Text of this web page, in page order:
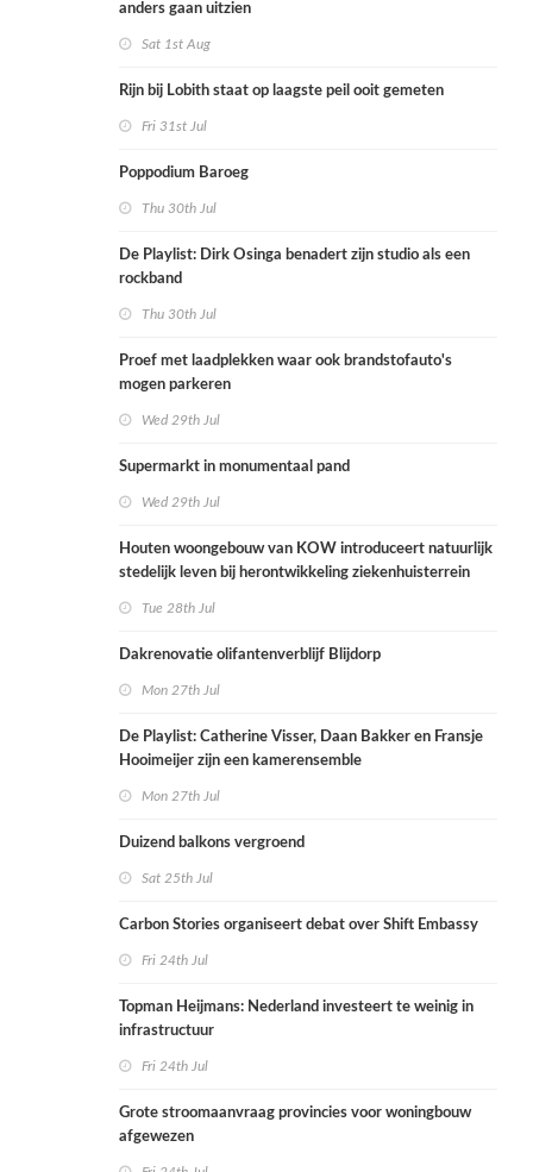
anders gaan uitzien
Sat 1st Aug
Rijn bij Lobith staat op laagste peil ooit gemeten
Fri 31st Jul
Poppodium Baroeg
Thu 30th Jul
De Playlist: Dirk Osinga benadert zijn studio als een
rockband
Thu 30th Jul
Proef met laadplekken waar ook brandstofauto's
mogen parkeren
Wed 29th Jul
Supermarkt in monumentaal pand
Wed 29th Jul
Houten woongebouw van KOW introduceert natuurlijk
stedelijk leven bij herontwikkeling ziekenhuisterrein
Tue 28th Jul
Dakrenovatie olifantenverblijf Blijdorp
Mon 27th Jul
De Playlist: Catherine Visser, Daan Bakker en Fransje
Hooimeijer zijn een kamerensemble
Mon 27th Jul
Duizend balkons vergroend
Sat 25th Jul
Carbon Stories organiseert debat over Shift Embassy
Fri 24th Jul
Topman Heijmans: Nederland investeert te weinig in
infrastructuur
Fri 24th Jul
Grote stroomaanvraag provincies voor woningbouw
afgewezen